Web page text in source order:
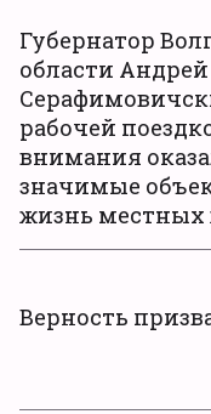
Губернатор
области
рабочей
внимания
значимые
жизнь местных
Верность